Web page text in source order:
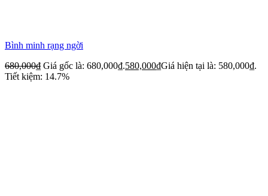
Bình minh rạng ngời
680,000₫ Giá gốc là: 680,000₫.580,000₫Giá hiện tại là: 580,000₫.
Tiết kiệm: 14.7%